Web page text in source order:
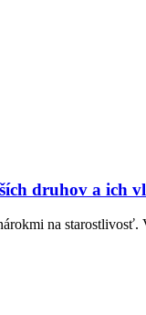
druhov a ich
na